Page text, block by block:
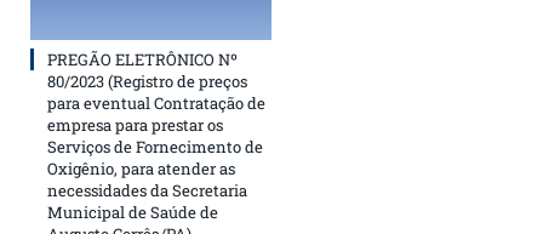
PREGÃO ELETRÔNICO Nº
80/2023 (Registro de preços
para eventual Contratação de
empresa para prestar os
Serviços de Fornecimento de
Oxigênio, para atender as
necessidades da Secretaria
Municipal de Saúde de